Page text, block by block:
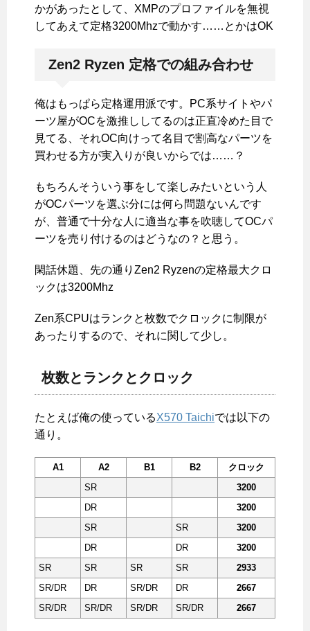
かがあったとして、XMPのプロファイルを無視
してあえて定格3200Mhzで動かす……とかはOK
Zen2 Ryzen 定格での組み合わせ
俺はもっぱら定格運用派です。PC系サイトやパ
ーツ屋がOCを激推ししてるのは正直冷めた目で
見てる、それOC向けって名目で割高なパーツを
買わせる方が実入りが良いからでは……？
もちろんそういう事をして楽しみたいという人
がOCパーツを選ぶ分には何ら問題ないんです
が、普通で十分な人に適当な事を吹聴してOCパ
ーツを売り付けるのはどうなの？と思う。
閑話休題、先の通りZen2 Ryzenの定格最大クロ
ックは3200Mhz
Zen系CPUはランクと枚数でクロックに制限が
あったりするので、それに関して少し。
枚数とランクとクロック
たとえば俺の使っているX570 Taichiでは以下の
通り。
A1 A2 B1 B2
クロック
SR
3200
DR
3200
SR
SR
3200
DR
DR
3200
SR
SR SR SR
2933
SR/DR
DR SR/DR DR
2667
SR/DR
SR/DR SR/DR SR/DR 2667